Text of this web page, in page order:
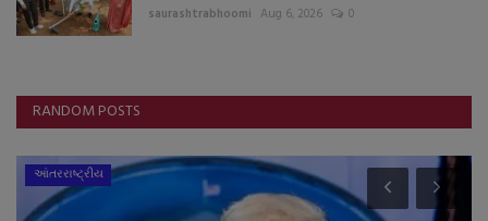
saurashtrabhoomi Aug 6, 2026 0
RANDOM POSTS
આંતરરાષ્ટ્રીય